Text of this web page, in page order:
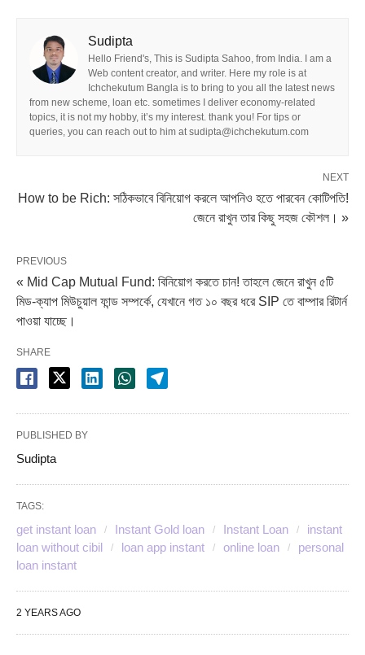
Sudipta
Hello Friend's, This is Sudipta Sahoo, from India. I am a
Web content creator, and writer. Here my role is at
Ichchekutum Bangla is to bring to you all the latest news
from new scheme, loan etc. sometimes I deliver economy-related
topics, it is not my hobby, it’s my interest. thank you! For tips or
queries, you can reach out to him at sudipta@ichchekutum.com
NEXT
How to be Rich: সঠিকভাবে বিনিয়োগ করলে আপনিও হতে পারবেন কোটিপতি!
জেনে রাখুন তার কিছু সহজ কৌশল। »
PREVIOUS
« Mid Cap Mutual Fund: বিনিয়োগ করতে চান! তাহলে জেনে রাখুন ৫টি
মিড-ক্যাপ মিউচুয়াল ফান্ড সম্পর্কে, যেখানে গত ১০ বছর ধরে SIP তে বাম্পার রিটার্ন
পাওয়া যাচ্ছে।
SHARE
PUBLISHED BY
Sudipta
TAGS:
get instant loan Instant Gold loan Instant Loan
instant
loan without cibil
loan app instant online loan
personal
loan instant
2 YEARS AGO